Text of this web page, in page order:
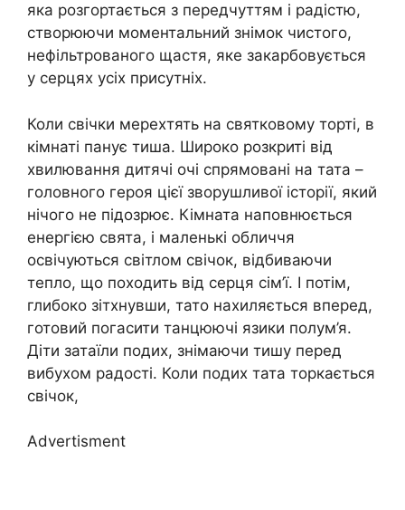
яка розгортається з передчуттям і радістю,
створюючи моментальний знімок чистого,
нефільтрованого щастя, яке закарбовується
у серцях усіх присутніх.
Коли свічки мерехтять на святковому торті, в
кімнаті панує тиша. Широко розкриті від
хвилювання дитячі очі спрямовані на тата –
головного героя цієї зворушливої історії, який
нічого не підозрює. Кімната наповнюється
енергією свята, і маленькі обличчя
освічуються світлом свічок, відбиваючи
тепло, що походить від серця сім’ї. І потім,
глибоко зітхнувши, тато нахиляється вперед,
готовий погасити танцюючі язики полум’я.
Діти затаїли подих, знімаючи тишу перед
вибухом радості. Коли подих тата торкається
свічок,
Advertisment